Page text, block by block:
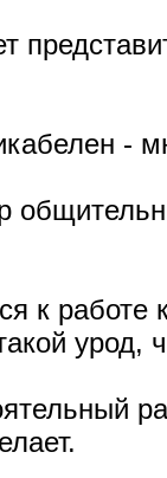
-
к работе
урод,